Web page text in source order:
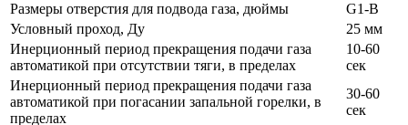
Размеры отверстия для подвода газа, дюймы
G1-В
Условный проход, Дy
25 мм
Инерционный период прекращения подачи газа
автоматикой при отсутствии тяги, в пределах
10-60
сек
Инерционный период прекращения подачи газа
автоматикой при погасании запальной горелки, в
пределах
30-60
сек